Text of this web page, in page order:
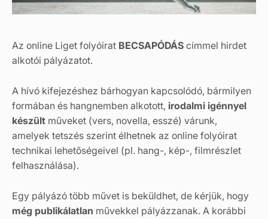
Az online Liget folyóirat BECSAPÓDÁS címmel hirdet
alkotói pályázatot.
A hívó kifejezéshez bárhogyan kapcsolódó, bármilyen
formában és hangnemben alkotott, irodalmi igénnyel
készült műveket (vers, novella, esszé) várunk,
amelyek tetszés szerint élhetnek az online folyóirat
technikai lehetőségeivel (pl. hang-, kép-, filmrészlet
felhasználása).
Egy pályázó több művet is beküldhet, de kérjük, hogy
még publikálatlan művekkel pályázzanak. A korábbi